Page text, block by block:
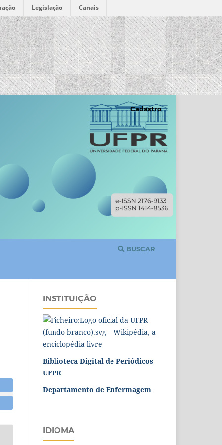
Legislação Canais
BUSCAR
Cadastro
INSTITUIÇÃO
Biblioteca Digital de Periódicos
UFPR
Departamento de Enfermagem
IDIOMA